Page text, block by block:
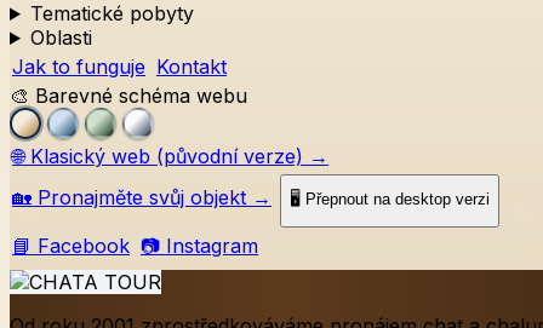
Tematické pobyty
Oblasti
Jak to funguje Kontakt
🎨 Barevné schéma webu
🌐 Klasický web (původní verze) →
🏡 Pronajměte svůj objekt → 🖥️ Přepnout na desktop verzi
📘 Facebook 📷 Instagram